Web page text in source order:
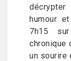
humour
7h15
chronique
un sourire